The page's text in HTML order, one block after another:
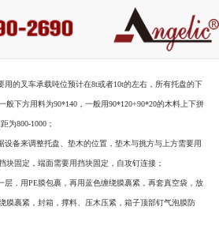
用的叉车承载吨位预计在8t或者10t的左右，所有托盘的下
般下方用料为90*140，一般用90*120+90*20的木料上下拼
为800-1000；
设备来调整托盘、垫木的位置，垫木与挑方与上方需要用
块固定，端面需要用挡块固定，自攻钉连接；
层，用PE膜包裹，再用蓝色缠绕膜裹紧，再套真空袋，放
膜裹紧，封箱，撑料、压木压紧，箱子顶部钉气泡膜防